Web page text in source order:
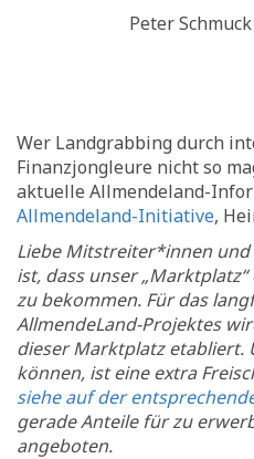
Peter
Wer Landgrabbing durch
Finanzjongleure nicht so
aktuelle Allmendeland-
Allmendeland-Initiative,
Liebe Mitstreiter*innen
ist, dass unser
zu bekommen. Für das
AllmendeLand-Projektes
dieser Marktplatz etabliert.
können, ist eine extra
siehe auf der
gerade Anteile für zu
angeboten.